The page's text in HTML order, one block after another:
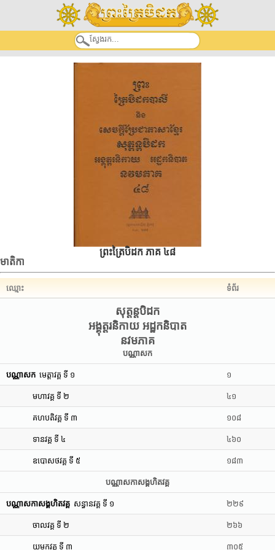
ព្រះត្រៃបិដក ភាគ ៤៨
មាតិកា
ឈ្មោះ ទំព័រ
សុត្តន្តបិដក
អង្គុត្តរនិកាយ អដ្ឋកនិបាត
នវមភាគ
បណ្ណាសក
បណ្ណាសក មេត្តាវគ្គ ទី ១ ១
មហាវគ្គ ទី ២ ៤១
គហបតិវគ្គ ទី ៣ ១០៨
ទានវគ្គ ទី ៤ ៤៦០
ឧបោសថវគ្គ ទី ៥ ១៨៣
បណ្ណាសកាសង្គហិតវគ្គ
បណ្ណាសកាសង្គហិតវគ្គ សន្ធានវគ្គ ទី ១ ២២៩
ចាលវគ្គ ទី ២ ២៦៦
យមកវគ្គ ទី ៣ ៣០៥